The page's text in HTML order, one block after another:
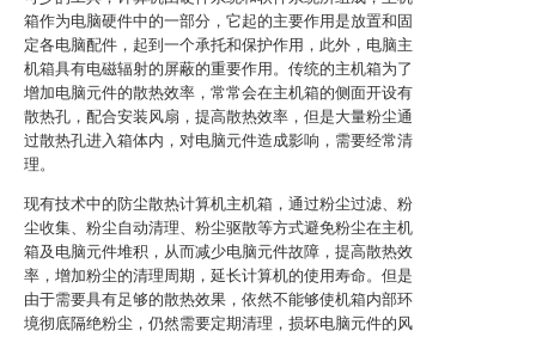
箱作为电脑硬件中的一部分，它起的主要作用是放置和固
定各电脑配件，起到一个承托和保护作用，此外，电脑主
机箱具有电磁辐射的屏蔽的重要作用。传统的主机箱为了
增加电脑元件的散热效率，常常会在主机箱的侧面开设有
散热孔，配合安装风扇，提高散热效率，但是大量粉尘通
过散热孔进入箱体内，对电脑元件造成影响，需要经常清
理。
现有技术中的防尘散热计算机主机箱，通过粉尘过滤、粉
尘收集、粉尘自动清理、粉尘驱散等方式避免粉尘在主机
箱及电脑元件堆积，从而减少电脑元件故障，提高散热效
率，增加粉尘的清理周期，延长计算机的使用寿命。但是
由于需要具有足够的散热效果，依然不能够使机箱内部环
境彻底隔绝粉尘，仍然需要定期清理，损坏电脑元件的风